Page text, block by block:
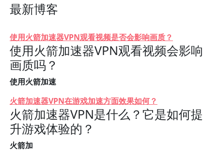
最新博客
使用火箭加速器VPN观看视频是否会影响画质？
使用火箭加速器VPN观看视频会影响
画质吗？
使用火箭加速
火箭加速器VPN在游戏加速方面效果如何？
火箭加速器VPN是什么？它是如何提
升游戏体验的？
火箭加